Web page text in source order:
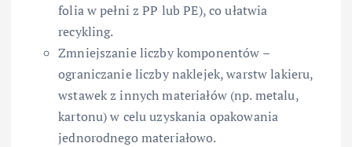
folia w pełni z PP lub PE), co ułatwia
recykling.
Zmniejszanie liczby komponentów –
ograniczanie liczby naklejek, warstw lakieru,
wstawek z innych materiałów (np. metalu,
kartonu) w celu uzyskania opakowania
jednorodnego materiałowo.